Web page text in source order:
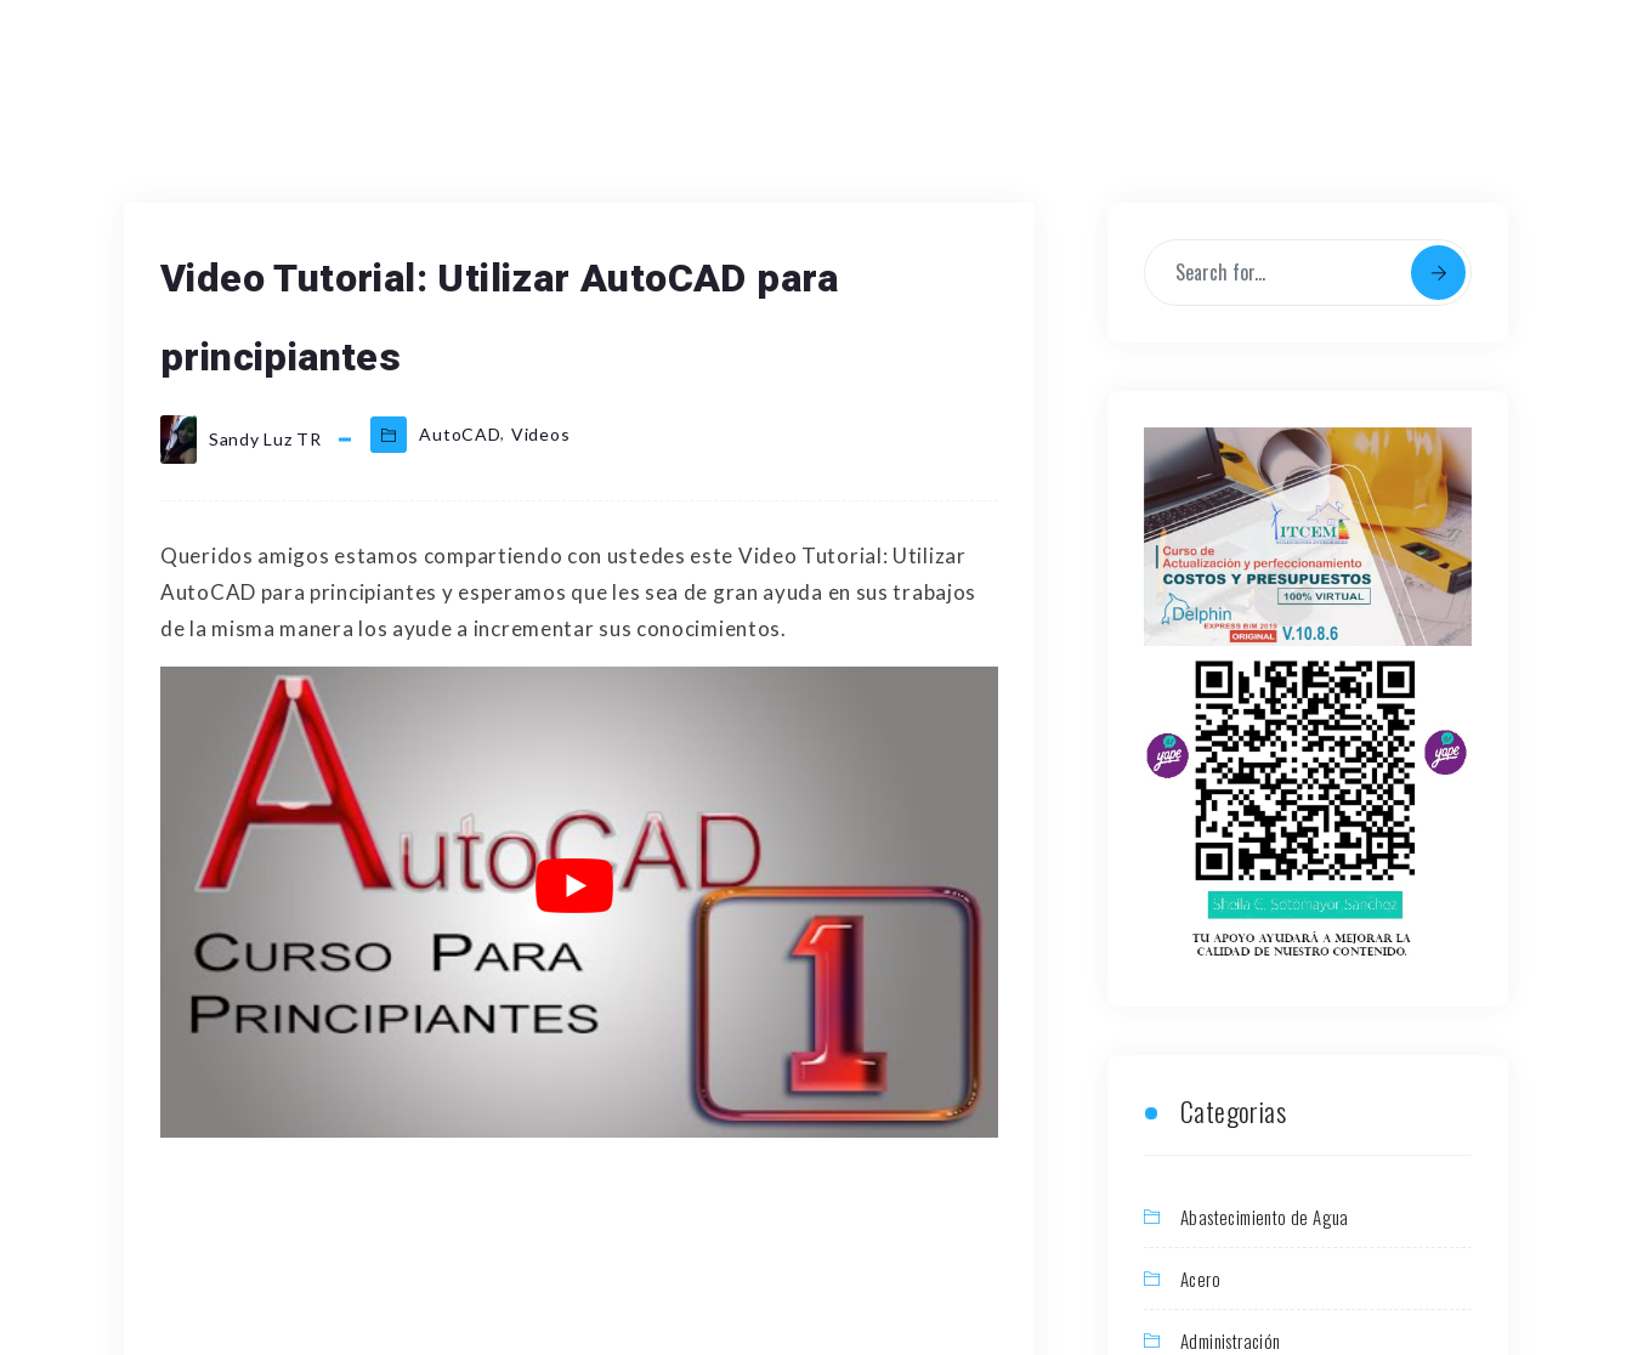
Video Tutorial: Utilizar AutoCAD para
principiantes
Sandy Luz TR AutoCAD, Videos
Queridos amigos estamos compartiendo con ustedes este Video Tutorial: Utilizar
AutoCAD para principiantes y esperamos que les sea de gran ayuda en sus trabajos
de la misma manera los ayude a incrementar sus conocimientos.
Categorias
Abastecimiento de Agua
Acero
Administración